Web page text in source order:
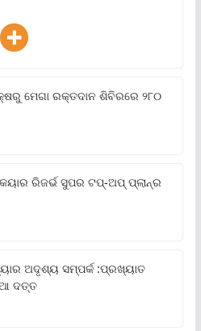
ମେଗା ରକ୍ତଦାନ ଶିବିରରେ ୨୮୦
ରିଜର୍ଭ ସୁପର ଟପ୍‌-ଅପ୍ ପ୍ଲାନ୍‌ର
ଅଦୃଶ୍ୟ ସମ୍ପର୍କ :ପ୍ରଖ୍ୟାତ
ଦତ୍ତ